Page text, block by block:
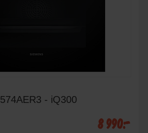
- iQ300
8 990:-